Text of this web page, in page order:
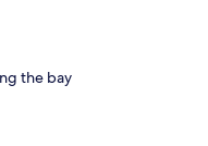
the bay